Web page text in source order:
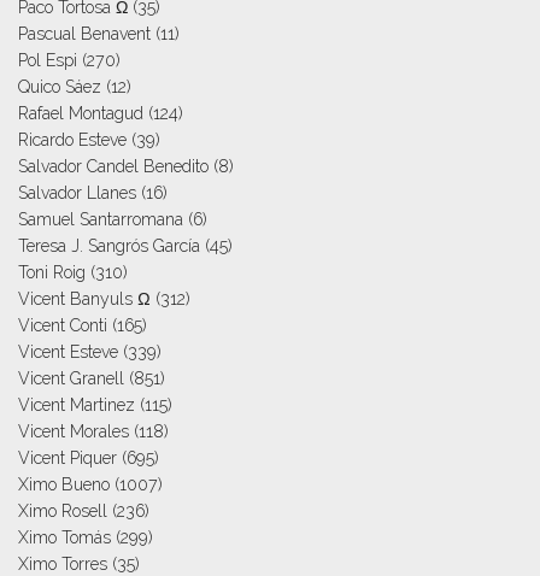
Paco Tortosa Ω (35)
Pascual Benavent (11)
Pol Espi (270)
Quico Sáez (12)
Rafael Montagud (124)
Ricardo Esteve (39)
Salvador Candel Benedito (8)
Salvador Llanes (16)
Samuel Santarromana (6)
Teresa J. Sangrós García (45)
Toni Roig (310)
Vicent Banyuls Ω (312)
Vicent Conti (165)
Vicent Esteve (339)
Vicent Granell (851)
Vicent Martinez (115)
Vicent Morales (118)
Vicent Piquer (695)
Ximo Bueno (1007)
Ximo Rosell (236)
Ximo Tomás (299)
Ximo Torres (35)